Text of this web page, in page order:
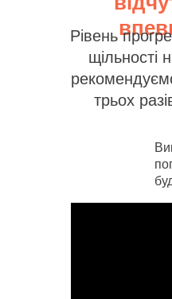
Рівень
щільності
трьох